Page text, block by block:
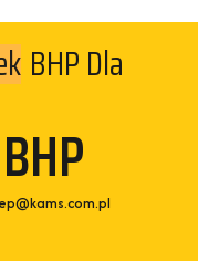
BHP Dla